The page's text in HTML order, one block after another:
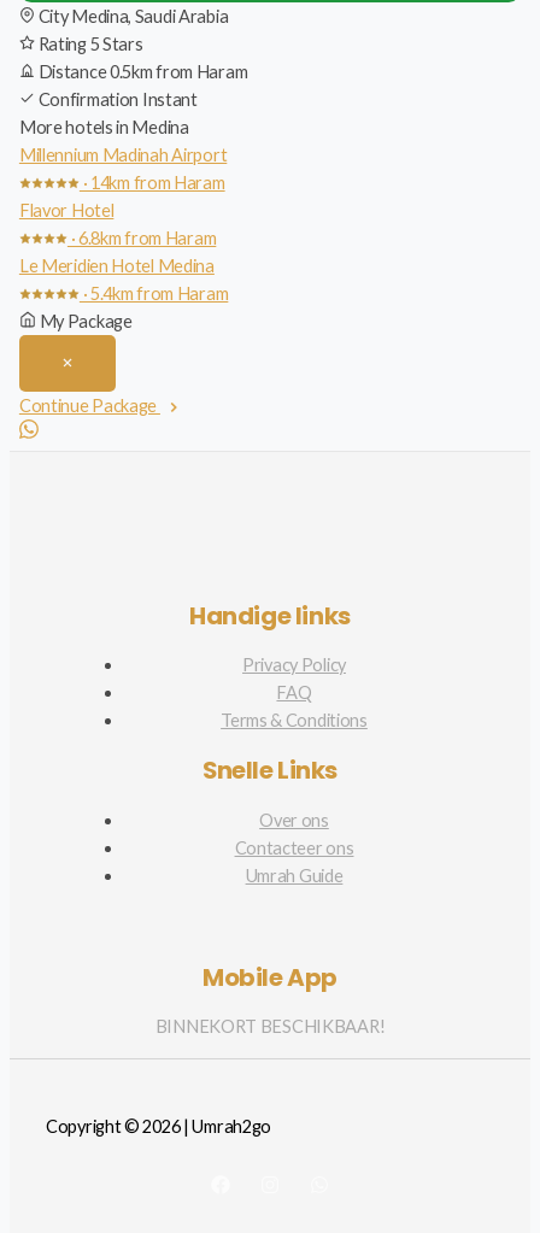
CityMedina, Saudi Arabia
Rating5 Stars
Distance0.5km from Haram
Confirmation Instant
More hotels in Medina
Millennium Madinah Airport
· 14km from Haram
Flavor Hotel
· 6.8km from Haram
Le Meridien Hotel Medina
· 5.4km from Haram
My Package
Continue Package
Handige links
Privacy Policy
FAQ
Terms & Conditions
Snelle Links
Over ons
Contacteer ons
Umrah Guide
Mobile App
BINNEKORT BESCHIKBAAR!
Copyright © 2026 | Umrah2go